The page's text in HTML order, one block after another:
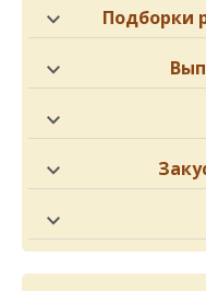
Подборки